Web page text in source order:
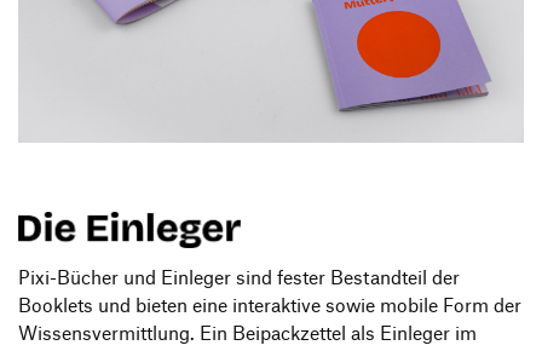
Pixi-Bücher und Einleger sind fester Bestandteil der
Booklets und bieten eine interaktive sowie mobile Form der
Wissensvermittlung. Ein Beipackzettel als Einleger im